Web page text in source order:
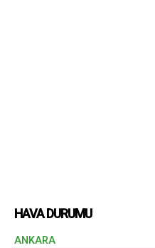
HAVA DURUMU
ANKARA